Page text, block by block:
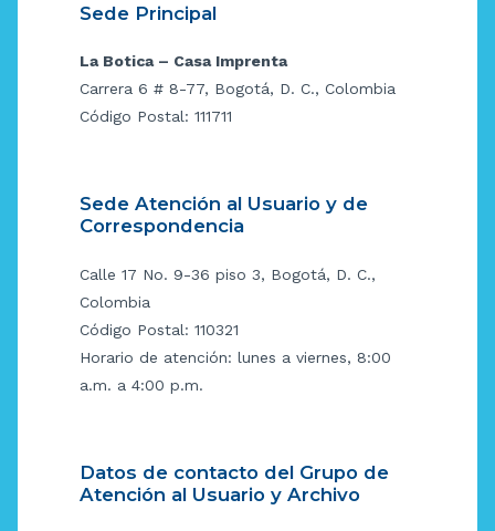
Sede Principal
La Botica – Casa Imprenta
Carrera 6 # 8-77, Bogotá, D. C., Colombia
Código Postal: 111711
Sede Atención al Usuario y de
Correspondencia
Calle 17 No. 9-36 piso 3, Bogotá, D. C.,
Colombia
Código Postal: 110321
Horario de atención: lunes a viernes, 8:00
a.m. a 4:00 p.m.
Datos de contacto del Grupo de
Atención al Usuario y Archivo